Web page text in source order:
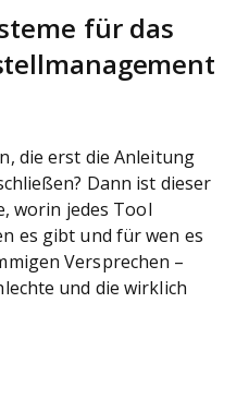
für das
die erst die Anleitung
Dann ist dieser
worin jedes Tool
es gibt und für wen es
Versprechen –
und die wirklich